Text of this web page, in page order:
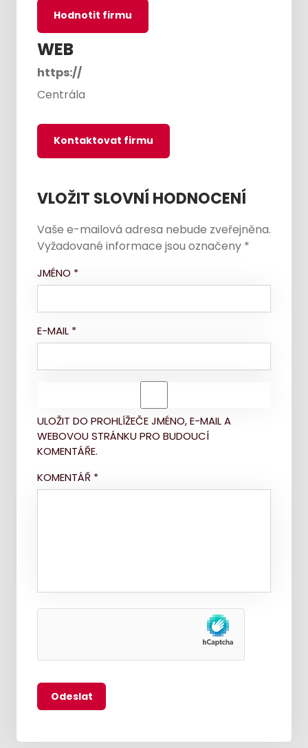
Hodnotit firmu
WEB
https://
Centrála
Kontaktovat firmu
VLOŽIT SLOVNÍ HODNOCENÍ
Vaše e-mailová adresa nebude zveřejněna.
Vyžadované informace jsou označeny *
JMÉNO *
E-MAIL *
ULOŽIT DO PROHLÍŽEČE JMÉNO, E-MAIL A
WEBOVOU STRÁNKU PRO BUDOUCÍ
KOMENTÁŘE.
KOMENTÁŘ *